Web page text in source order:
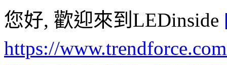
您好, 歡迎來到LEDinside
https://